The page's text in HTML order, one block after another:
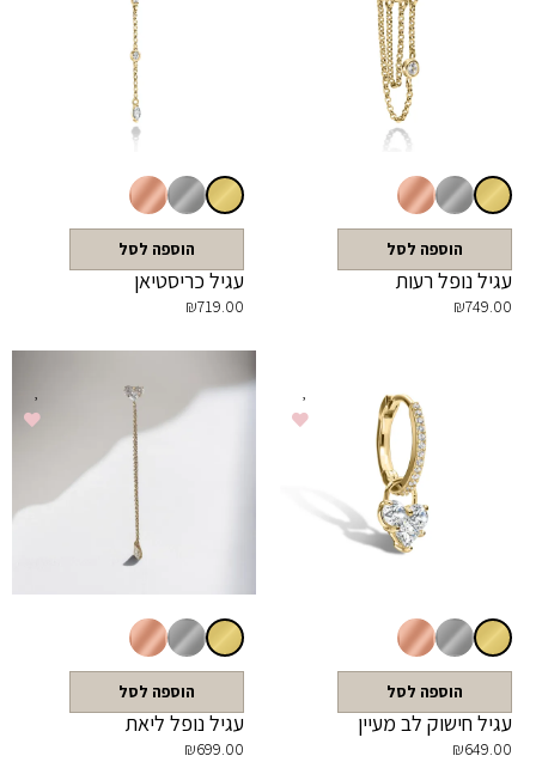
הוספה לסל
עגיל נופל רעות
₪749.00
הוספה לסל
עגיל כריסטיאן
₪719.00
הוספה לסל
עגיל חישוק לב מעיין
₪649.00
הוספה לסל
עגיל נופל ליאת
₪699.00